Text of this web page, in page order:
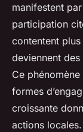
manifestent
participation
contentent
deviennent
Ce
formes
croissante
actions